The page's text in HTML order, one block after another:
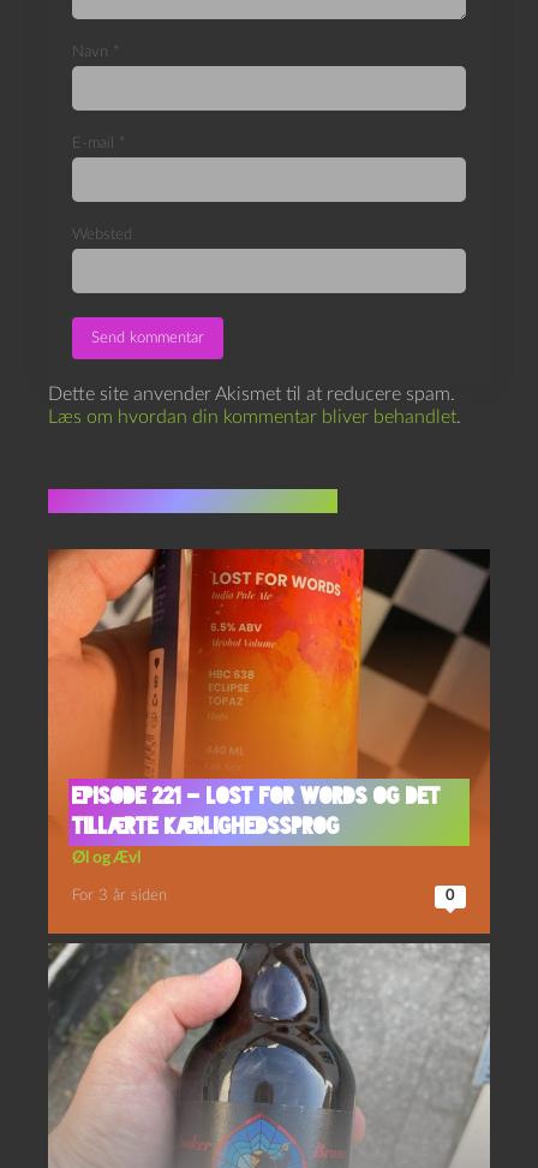
Navn *
E-mail *
Websted
Dette site anvender Akismet til at reducere spam.
Læs om hvordan din kommentar bliver behandlet.
Episode 221 – Lost For Words og Det
Tillærte Kærlighedssprog
Øl og Ævl
For 3 år siden 0